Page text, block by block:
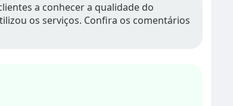
a conhecer a qualidade do
os serviços. Confira os comentários